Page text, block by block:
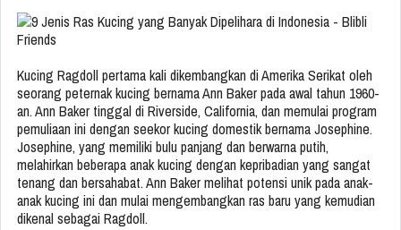
Kucing Ragdoll pertama kali dikembangkan di Amerika Serikat oleh
seorang peternak kucing bernama Ann Baker pada awal tahun 1960-
an. Ann Baker tinggal di Riverside, California, dan memulai program
pemuliaan ini dengan seekor kucing domestik bernama Josephine.
Josephine, yang memiliki bulu panjang dan berwarna putih,
melahirkan beberapa anak kucing dengan kepribadian yang sangat
tenang dan bersahabat. Ann Baker melihat potensi unik pada anak-
anak kucing ini dan mulai mengembangkan ras baru yang kemudian
dikenal sebagai Ragdoll.